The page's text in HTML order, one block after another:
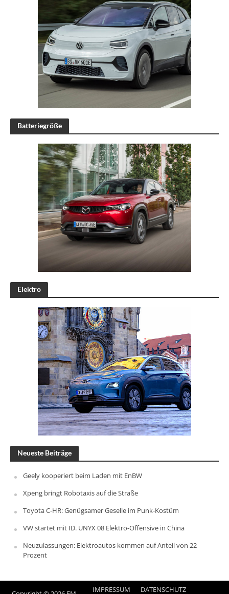
Batteriegröße
Elektro
Neueste Beiträge
Geely kooperiert beim Laden mit EnBW
Xpeng bringt Robotaxis auf die Straße
Toyota C-HR: Genügsamer Geselle im Punk-Kostüm
VW startet mit ID. UNYX 08 Elektro-Offensive in China
Neuzulassungen: Elektroautos kommen auf Anteil von 22
Prozent
IMPRESSUM DATENSCHUTZ